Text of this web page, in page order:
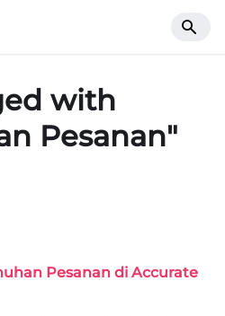
with
Pesanan"
Pesanan di Accurate